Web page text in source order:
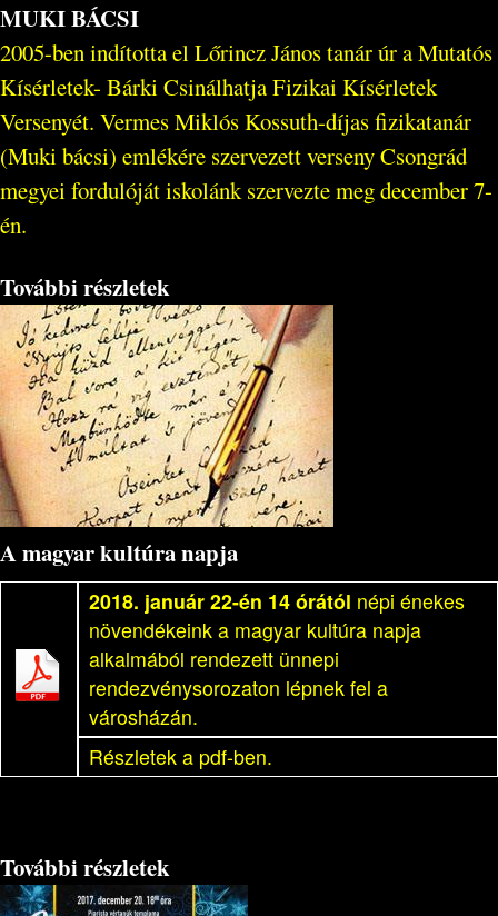
MUKI BÁCSI
2005-ben indította el Lőrincz János tanár úr a Mutatós
Kísérletek- Bárki Csinálhatja Fizikai Kísérletek
Versenyét. Vermes Miklós Kossuth-díjas fizikatanár
(Muki bácsi) emlékére szervezett verseny Csongrád
megyei fordulóját iskolánk szervezte meg december 7-
én.
További részletek
A magyar kultúra napja
2018. január 22-én 14 órától népi énekes
növendékeink a magyar kultúra napja
alkalmából rendezett ünnepi
rendezvénysorozaton lépnek fel a
városházán.
Részletek a pdf-ben.
További részletek